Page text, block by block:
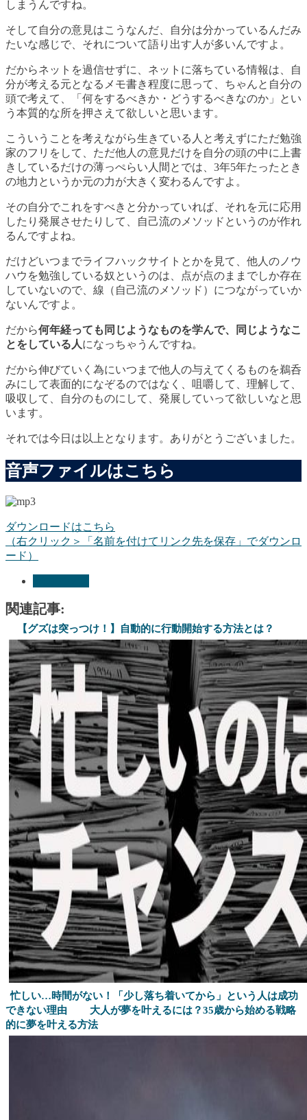
しまうんですね。
そして自分の意見はこうなんだ、自分は分かっているんだみ
たいな感じで、それについて語り出す人が多いんですよ。
だからネットを過信せずに、ネットに落ちている情報は、自
分が考える元となるメモ書き程度に思って、ちゃんと自分の
頭で考えて、「何をするべきか・どうするべきなのか」とい
う本質的な所を押さえて欲しいと思います。
こういうことを考えながら生きている人と考えずにただ勉強
家のフリをして、ただ他人の意見だけを自分の頭の中に上書
きしているだけの薄っぺらい人間とでは、3年5年たったとき
の地力というか元の力が大きく変わるんですよ。
その自分でこれをすべきと分かっていれば、それを元に応用
したり発展させたりして、自己流のメソッドというのが作れ
るんですよね。
だけどいつまでライフハックサイトとかを見て、他人のノウ
ハウを勉強している奴というのは、点が点のままでしか存在
していないので、線（自己流のメソッド）につながっていか
ないんですよ。
だから何年経っても同じようなものを学んで、同じようなこ
とをしている人になっちゃうんですね。
だから伸びていく為にいつまで他人の与えてくるものを鵜呑
みにして表面的になぞるのではなく、咀嚼して、理解して、
吸収して、自分のものにして、発展していって欲しいなと思
います。
それでは今日は以上となります。ありがとうございました。
音声ファイルはこちら
ダウンロードはこちら
（右クリック＞「名前を付けてリンク先を保存」でダウンロ
ード）
関連記事:
【グズは突っつけ！】自動的に行動開始する方法とは？
忙しい…時間がない！「少し落ち着いてから」という人は成功
できない理由
大人が夢を叶えるには？35歳から始める戦略
的に夢を叶える方法